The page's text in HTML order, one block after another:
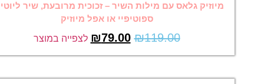
מיוזיק גלאס עם מילות השיר – זכוכית מרובעת, שיר ליוטיוב,
ספוטיפיי או אפל מיוזיק
₪119.00
₪79.00 לצפייה במוצר